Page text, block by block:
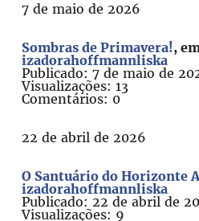
7 de maio de 2026
Sombras de Primavera!,
izadorahoffmannliska
Publicado: 7 de maio de
Visualizações: 13
Comentários: 0
22 de abril de 2026
O Santuário do Horizonte
izadorahoffmannliska
Publicado: 22 de abril de
Visualizações: 9